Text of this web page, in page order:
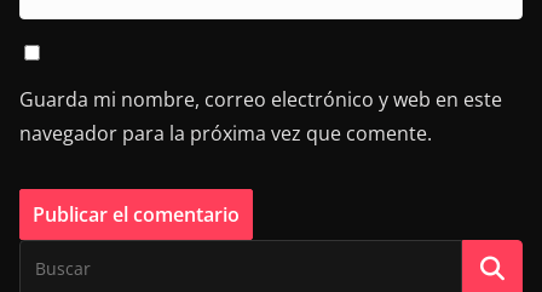
Guarda mi nombre, correo electrónico y web en este
navegador para la próxima vez que comente.